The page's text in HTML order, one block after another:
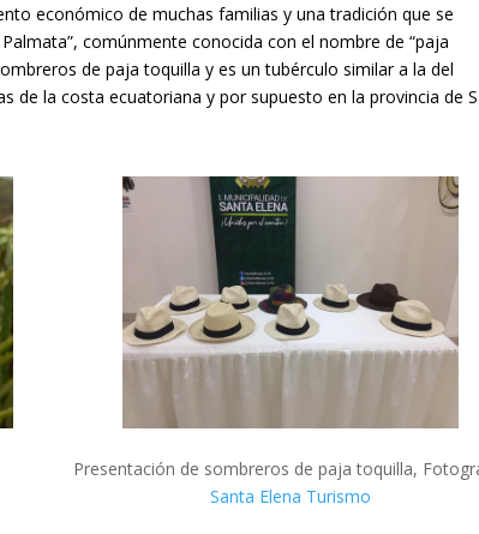
económico de muchas familias y una tradición que se
comúnmente conocida con el nombre de “paja
de paja toquilla y es un tubérculo similar a la del
de la costa ecuatoriana y por supuesto en la provincia de
Presentación de sombreros de paja toquilla,
Santa Elena Turismo